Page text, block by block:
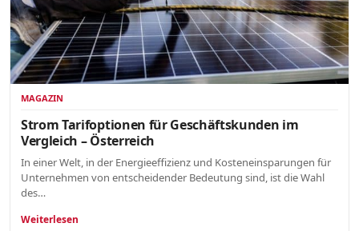
MAGAZIN
Strom Tarifoptionen für Geschäftskunden im
Vergleich – Österreich
In einer Welt, in der Energieeffizienz und Kosteneinsparungen für
Unternehmen von entscheidender Bedeutung sind, ist die Wahl
des…
Weiterlesen